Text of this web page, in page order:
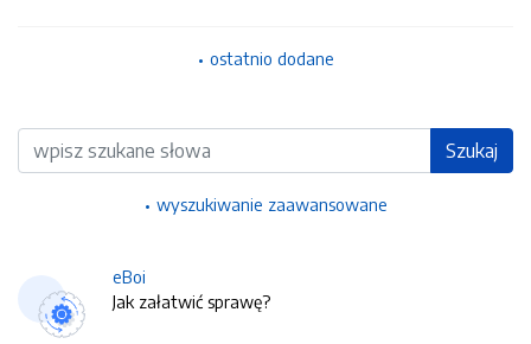
ostatnio dodane
Wyszukiwarka Szukaj
wyszukiwanie zaawansowane
eBoi
Jak załatwić sprawę?